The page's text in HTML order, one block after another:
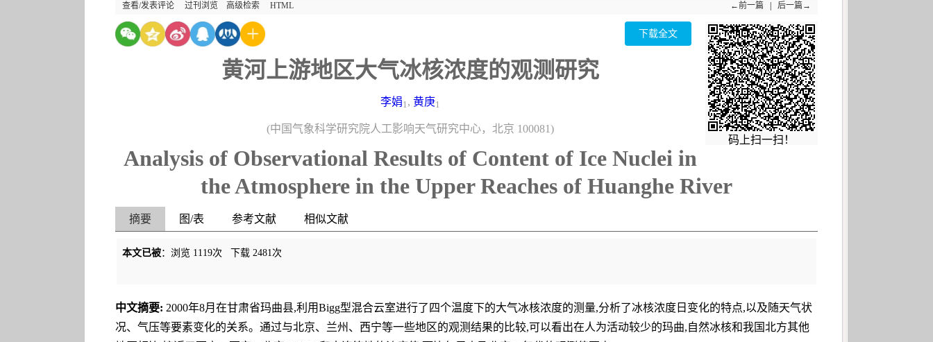
查看/发表评论
过刊浏览 高级检索 HTML ←前一篇 后一篇→
码上扫一扫！
下载全文
黄河上游地区大气冰核浓度的观测研究
李娟1,黄庚1
(中国气象科学研究院人工影响天气研究中心，北京 100081)
Analysis of Observational Results of Content of Ice Nuclei in
the Atmosphere in the Upper Reaches of Huanghe River
摘要 图/表 参考文献 相似文献
本文已被：浏览 1119次 下载 2481次
中文摘要: 2000年8月在甘肃省玛曲县,利用Bigg型混合云室进行了四个温度下的大气冰核浓度的测量,分析了冰核浓度日变化的特点,以及随天气状
况、气压等要素变化的关系。通过与北京、兰州、西宁等一些地区的观测结果的比较,可以看出在人为活动较少的玛曲,自然冰核和我国北方其他